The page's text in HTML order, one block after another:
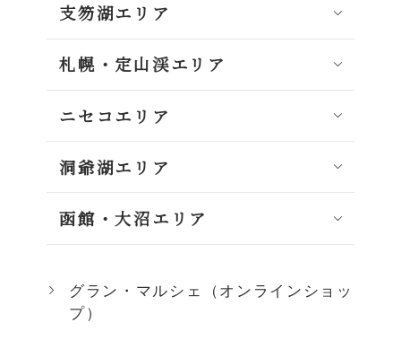
支笏湖エリア
札幌・定山渓エリア
ニセコエリア
洞爺湖エリア
函館・大沼エリア
グラン・マルシェ（オンラインショッ
プ）